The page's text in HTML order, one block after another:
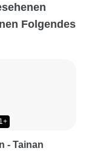
Folgendes
1+
- Tainan